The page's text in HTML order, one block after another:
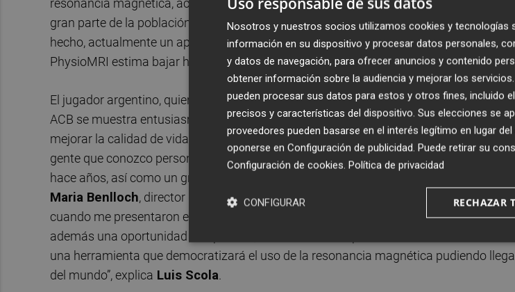
gran parte de la población no puede tener acceso a esta gran herramienta para
hecho, actualmente un aparato de estas características cuesta alrededor del millón
PhysioMRI estima bajar hasta los 50.000 euros.
El jugador argentino, quien además de en la NBA tuvo una gran trayectoria en
ACB se muestra entusiasmado con este proyecto. “La máquina de resonancia
mejorar la calidad de vida de las personas, no solo de los deportistas de élite.
gente que conozco personalmente como
Jonatan Fatelevich,
cofundador de la
hace años, así como un gran equipo de profesionales de gran prestigio en el sector
Maria Benlloch, director del Instituto de Instrumentación para Imagen Molecular
cuando me presentaron esta opción no dudé en la oportunidad de participar de ella.
además una oportunidad de aprender, así como formar parte de una forma u otra del
una herramienta que democratizará el uso de la resonancia magnética pudiendo
del mundo”, explica Luis Scola.
Nosotros y nuestros socios utilizamos cookies y tecnologías
información en su dispositivo y procesar datos personales,
y datos de navegación, para ofrecer anuncios y contenido
obtener información sobre la audiencia y mejorar los servicios.
pueden procesar sus datos para estos y otros fines, incluido
precisos y características del dispositivo. Sus elecciones se
proveedores pueden basarse en el interés legítimo en lugar
oponerse en Configuración de publicidad. Puede retirar su
Configuración de cookies. Política de privacidad
RECHAZAR
CONFIGURAR